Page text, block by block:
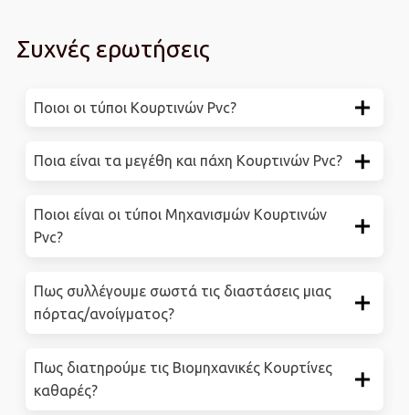
Συχνές ερωτήσεις
Ποιοι οι τύποι Κουρτινών Pvc?
Ποια είναι τα μεγέθη και πάχη Κουρτινών Pvc?
Ποιοι είναι οι τύποι Μηχανισμών Κουρτινών
Pvc?
Πως συλλέγουμε σωστά τις διαστάσεις μιας
πόρτας/ανοίγματος?
Πως διατηρούμε τις Βιομηχανικές Κουρτίνες
καθαρές?